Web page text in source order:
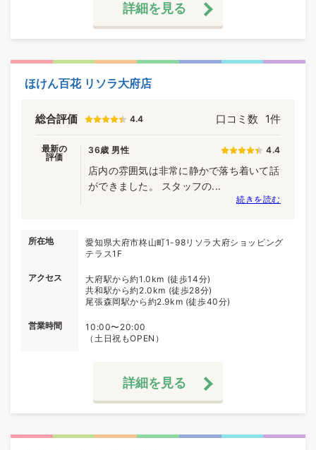
詳細を見る
ほけん百花 リソラ大府店
総合評価 4.4 口コミ数 1件
最新の
評価
36歳 男性 4.4
店内の雰囲気は非常に静かで落ち着いて話
ができました。 スタッフの...
続きを読む
所在地
愛知県大府市柊山町1-98リソラ大府ショッピング
テラス1F
アクセス
大府駅から約1.0km (徒歩14分)
共和駅から約2.0km (徒歩28分)
尾張森岡駅から約2.9km (徒歩40分)
営業時間
10:00〜20:00
（土日祝もOPEN）
詳細を見る